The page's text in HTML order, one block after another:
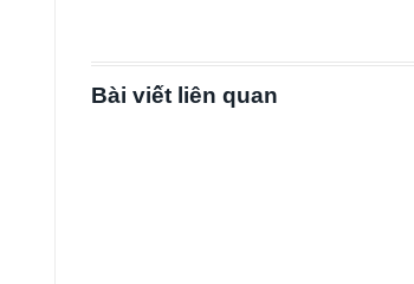
Bài viết liên quan